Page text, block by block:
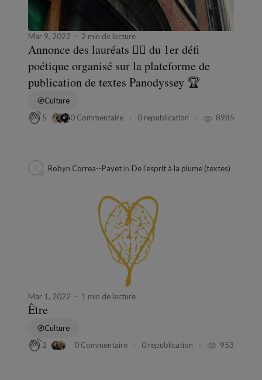
Mar 9, 2022 2 min de lecture
Annonce des lauréats ✍🏻 du 1er défi
poétique organisé sur la plateforme de
publication de textes Panodyssey 🏆
Culture
5
0 Commentaire 0 republication 8985
Robyn Correa--Payet in De l'esprit à la plume (textes)
Mar 1, 2022 1 min de lecture
Être
Culture
2
0 Commentaire 0 republication 953